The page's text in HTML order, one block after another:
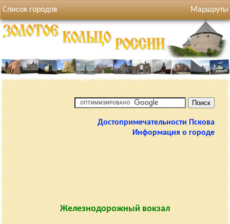
Список городов Маршруты
Достопримечательности Пскова
Информация о городе
Железнодорожный вокзал